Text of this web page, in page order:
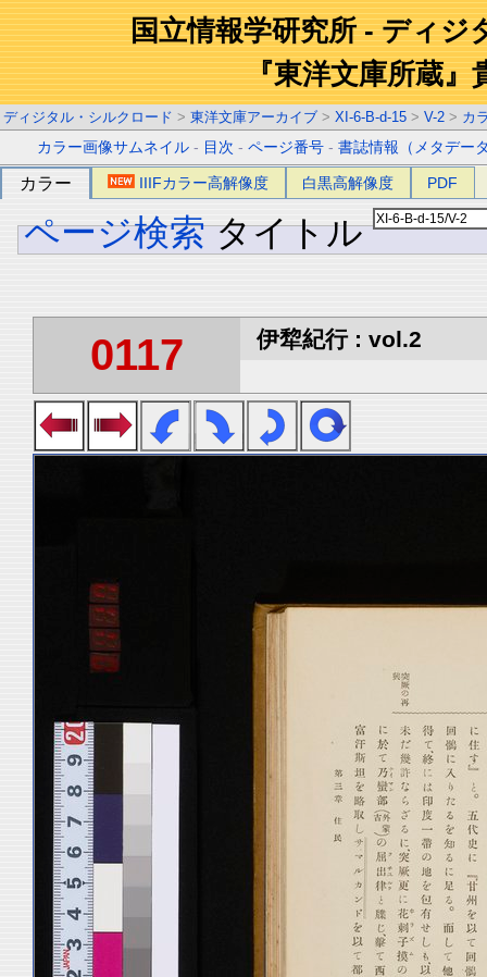
国立情報学研究所 - ディジ
『東洋文庫所蔵』
ディジタル・シルクロード > 東洋文庫アーカイブ > XI-6-B-d-15 > V-2 > カ
カラー画像サムネイル - 目次 -ページ番号 -書誌情報（メタデー
カラー IIIFカラー高解像度 白黒高解像度 PDF
ページ検索 タイトル
0117 伊犂紀行 : vol.2